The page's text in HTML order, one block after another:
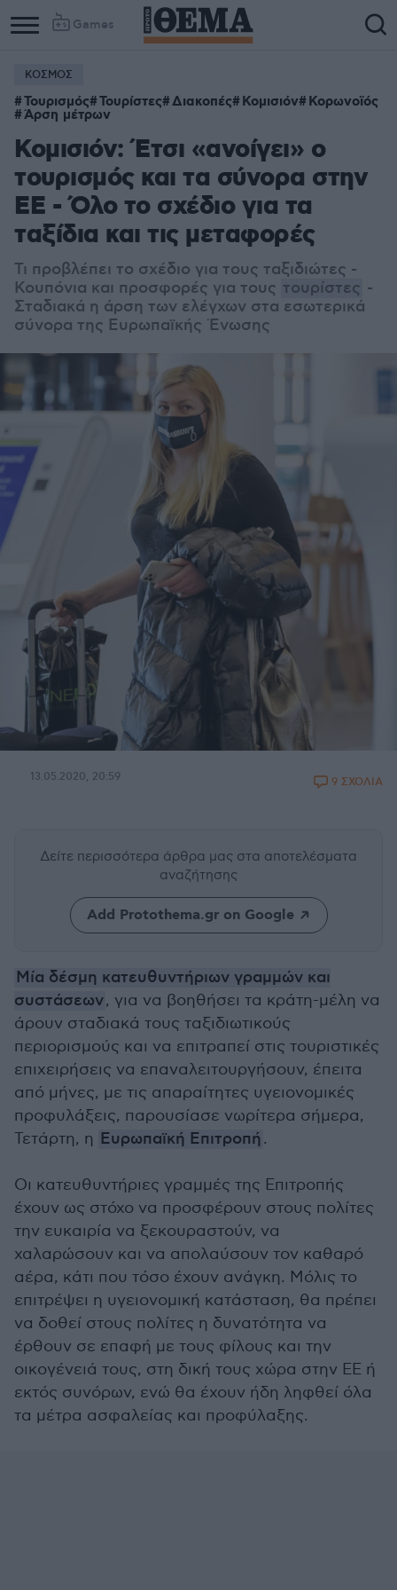
Games
ΚΟΣΜΟΣ
Τουρισμός Τουρίστες Διακοπές Κομισιόν Κορωνοϊός
Άρση μέτρων
Κομισιόν: Έτσι «ανοίγει» ο
τουρισμός και τα σύνορα στην
ΕΕ - Όλο το σχέδιο για τα
ταξίδια και τις μεταφορές
Τι προβλέπει το σχέδιο για τους ταξιδιώτες -
Κουπόνια και προσφορές για τους τουρίστες -
Σταδιακά η άρση των ελέγχων στα εσωτερικά
σύνορα της Ευρωπαϊκής Ένωσης
13.05.2020, 20:59 9 ΣΧΟΛΙΑ
Δείτε περισσότερα άρθρα μας στα αποτελέσματα
αναζήτησης
Add Protothema.gr on Google
Μία δέσμη κατευθυντήριων γραμμών και
συστάσεων, για να βοηθήσει τα κράτη-μέλη να
άρουν σταδιακά τους ταξιδιωτικούς
περιορισμούς και να επιτραπεί στις τουριστικές
επιχειρήσεις να επαναλειτουργήσουν, έπειτα
από μήνες, με τις απαραίτητες υγειονομικές
προφυλάξεις, παρουσίασε νωρίτερα σήμερα,
Τετάρτη, η Ευρωπαϊκή Επιτροπή.
Οι κατευθυντήριες γραμμές της Επιτροπής
έχουν ως στόχο να προσφέρουν στους πολίτες
την ευκαιρία να ξεκουραστούν, να
χαλαρώσουν και να απολαύσουν τον καθαρό
αέρα, κάτι που τόσο έχουν ανάγκη. Μόλις το
επιτρέψει η υγειονομική κατάσταση, θα πρέπει
να δοθεί στους πολίτες η δυνατότητα να
έρθουν σε επαφή με τους φίλους και την
οικογένειά τους, στη δική τους χώρα στην ΕΕ ή
εκτός συνόρων, ενώ θα έχουν ήδη ληφθεί όλα
τα μέτρα ασφαλείας και προφύλαξης.